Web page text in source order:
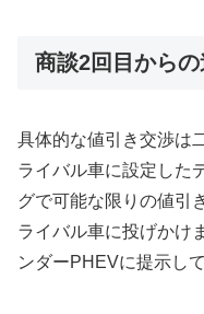
商談2回目から
具体的な値引き交渉は
ライバル車に設定した
グで可能な限りの値引
ライバル車に投げかけ
ンダーPHEVに提示し